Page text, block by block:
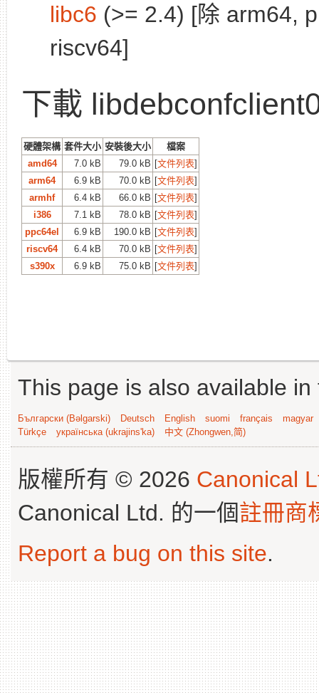
libc6 (>= 2.4) [除 arm64,
riscv64]
下載
硬體架構 套件大小 安裝後大小
檔案
amd64
7.0 kB 79.0 kB [文件列表]
arm64
6.9 kB 70.0 kB [文件列表]
armhf
6.4 kB 66.0 kB [文件列表]
i386
7.1 kB 78.0 kB [文件列表]
ppc64el
6.9 kB 190.0 kB [文件列表]
riscv64
6.4 kB 70.0 kB [文件列表]
s390x
6.9 kB 75.0 kB [文件列表]
This page is also available
Български (Bəlgarski) Deutsch English suomi français
magyar
Türkçe
українська (ukrajins'ka) 中文 (Zhongwen,简)
版權所有 © 2026 Canonical
Canonical Ltd. 的一個註冊商
Report a bug on this site.